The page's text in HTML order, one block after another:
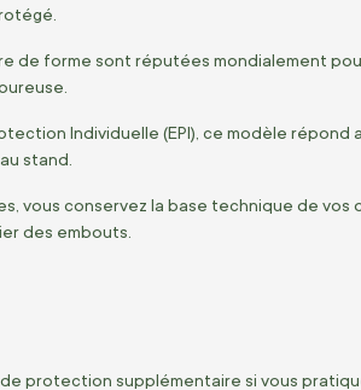
de forme sont réputées mondialement
Individuelle (EPI), ce modèle
stand.
vous conservez la base technique de
des embouts.
protection supplémentaire si vous